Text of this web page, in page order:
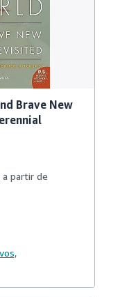
Brave New
a partir de